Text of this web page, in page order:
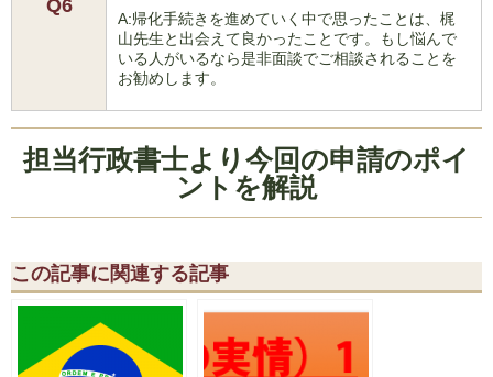
Q6
A:帰化手続きを進めていく中で思ったことは、梶
山先生と出会えて良かったことです。もし悩んで
いる人がいるなら是非面談でご相談されることを
お勧めします。
担当行政書士より今回の申請のポイ
ントを解説
この記事に関連する記事